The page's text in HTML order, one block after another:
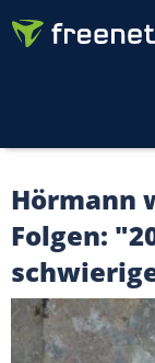
Hörmann
Folgen: